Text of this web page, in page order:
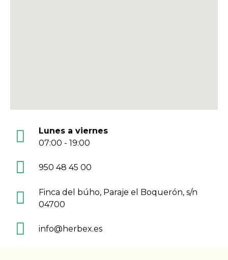
Lunes a viernes
07:00 - 19:00
950 48 45 00
Finca del búho, Paraje el Boquerón, s/n
04700
info@herbex.es